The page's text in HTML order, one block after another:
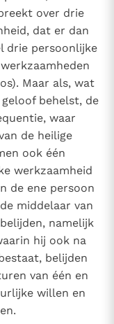
over drie
dat er dan
drie persoonlijke
Maar als, wat
behelst, de
waar
de heilige
ook één
werkzaamheid
de ene persoon
middelaar van
namelijk
hij ook na
belijden
van één en
willen en